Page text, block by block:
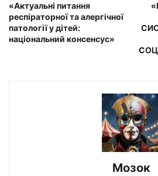
«Актуальні питання
респіраторної та алергічної
патології у дітей:
національний консенсус»
Мозок